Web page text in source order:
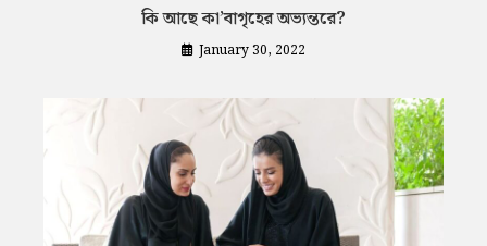
কি আছে কা’বাগৃহের অভ্যন্তরে?
January 30, 2022